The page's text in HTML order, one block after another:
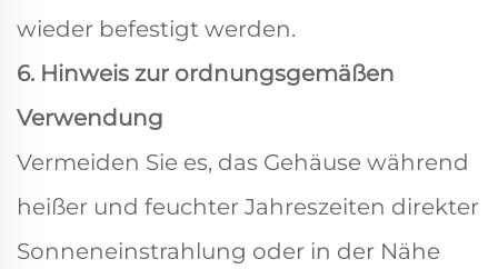
wieder befestigt werden.
6. Hinweis zur ordnungsgemäßen
Verwendung
Vermeiden Sie es, das Gehäuse während
heißer und feuchter Jahreszeiten direkter
Sonneneinstrahlung oder in der Nähe